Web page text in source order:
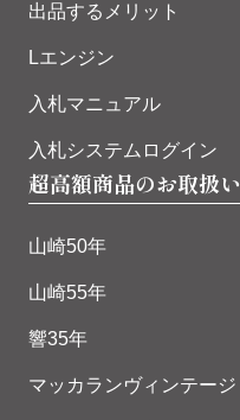
出品するメリット
Lエンジン
入札マニュアル
入札システムログイン
超高額商品のお取扱い
山崎50年
山崎55年
響35年
マッカランヴィンテージ